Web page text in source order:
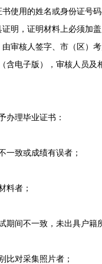
用的姓名或身份证号码
明，证明材料上必须加
审核人签字、市（区）
含电子版），审核人员
理毕业证书：
致或成绩有误者；
者；
间不一致，未出具户籍
对采集照片者；